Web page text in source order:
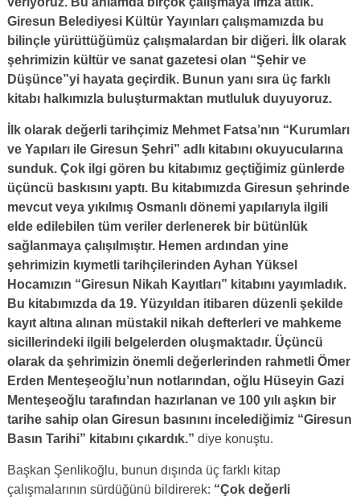
Giresun Belediyesi Kültür Yayınları çalışmamızda bu
bilinçle yürüttüğümüz çalışmalardan bir diğeri. İlk olarak
şehrimizin kültür ve sanat gazetesi olan “Şehir ve
Düşünce”yi hayata geçirdik. Bunun yanı sıra üç farklı
kitabı halkımızla buluşturmaktan mutluluk duyuyoruz.
İlk olarak değerli tarihçimiz Mehmet Fatsa’nın “Kurumları
ve Yapıları ile Giresun Şehri” adlı kitabını okuyucularına
sunduk. Çok ilgi gören bu kitabımız geçtiğimiz günlerde
üçüncü baskısını yaptı. Bu kitabımızda Giresun şehrinde
mevcut veya yıkılmış Osmanlı dönemi yapılarıyla ilgili
elde edilebilen tüm veriler derlenerek bir bütünlük
sağlanmaya çalışılmıştır. Hemen ardından yine
şehrimizin kıymetli tarihçilerinden Ayhan Yüksel
Hocamızın “Giresun Nikah Kayıtları” kitabını yayımladık.
Bu kitabımızda da 19. Yüzyıldan itibaren düzenli şekilde
kayıt altına alınan müstakil nikah defterleri ve mahkeme
sicillerindeki ilgili belgelerden oluşmaktadır. Üçüncü
olarak da şehrimizin önemli değerlerinden rahmetli Ömer
Erden Menteşeoğlu’nun notlarından, oğlu Hüseyin Gazi
Menteşeoğlu tarafından hazırlanan ve 100 yılı aşkın bir
tarihe sahip olan Giresun basınını incelediğimiz “Giresun
Basın Tarihi” kitabını çıkardık.” diye konuştu.
Başkan Şenlikoğlu, bunun dışında üç farklı kitap
çalışmalarının sürdüğünü bildirerek: “Çok değerli